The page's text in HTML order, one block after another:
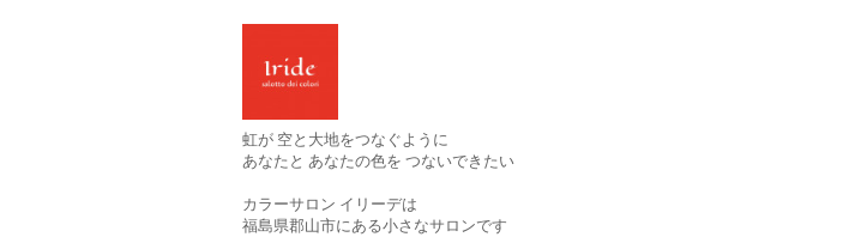
虹が 空と大地をつなぐように
あなたと あなたの色を つないできたい
カラーサロン イリーデは
福島県郡山市にある小さなサロンです